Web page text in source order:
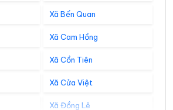
Xã Bến Quan
Xã Cam Hồng
Xã Cồn Tiên
Xã Cửa Việt
Xã Đồng Lê